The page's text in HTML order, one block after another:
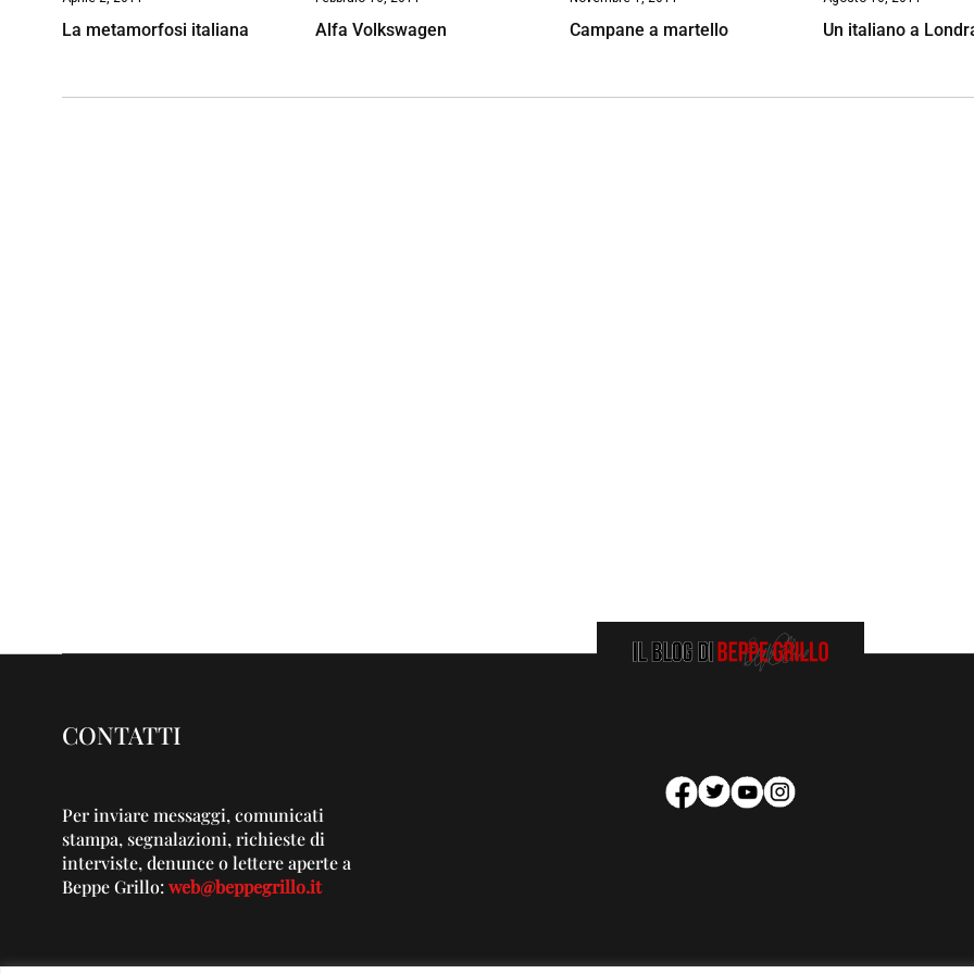
La metamorfosi italiana Alfa Volkswagen Campane a martello Un italiano a
CONTATTI
Per inviare messaggi, comunicati
stampa, segnalazioni, richieste di
interviste, denunce o lettere aperte a
Beppe Grillo:web@beppegrillo.it